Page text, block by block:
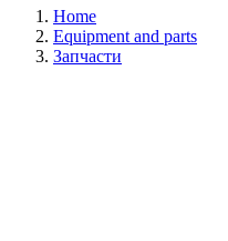
Home
Equipment and parts
Запчасти